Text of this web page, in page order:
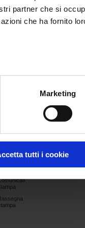
partner che si
che ha fornito
Marketing
tutti i cookie